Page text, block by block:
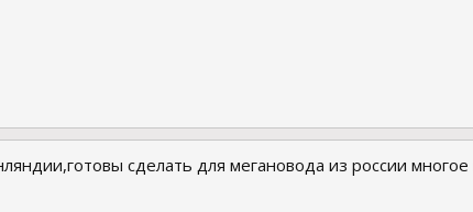
сделать для мегановода из россии